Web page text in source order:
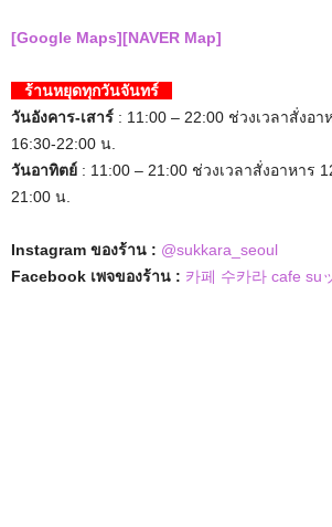
[Google Maps][NAVER Map]
ร้านหยุดทุกวันจันทร์
วันอังคาร-เสาร์ : 11:00 – 22:00 ช่วงเวลาสั่งอ
16:30-22:00 น.
วันอาทิตย์ : 11:00 – 21:00 ช่วงเวลาสั่งอาหาร
21:00 น.
Instagram ของร้าน : @sukkara_seoul
Facebook เพจของร้าน : 카페 수카라 cafe su